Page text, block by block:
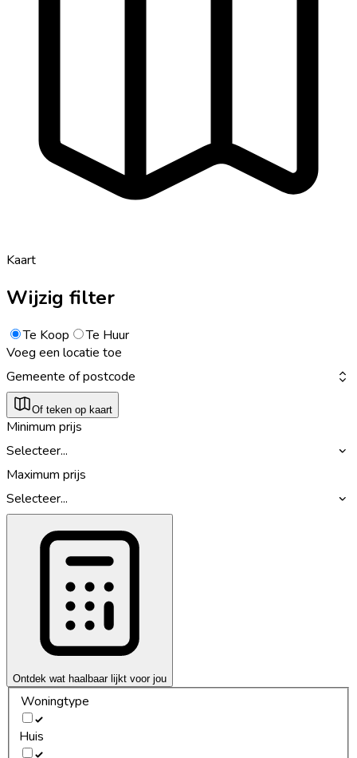
Kaart
Wijzig filter
Te Koop
Te Huur
Voeg een locatie toe
Gemeente of postcode
Of teken op kaart
Minimum prijs
Selecteer...
Maximum prijs
Selecteer...
Ontdek wat haalbaar lijkt voor jou
Woningtype
Huis